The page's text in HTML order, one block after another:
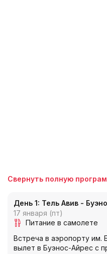
Свернуть полную
День 1: Тель Авив -
17 января (пт)
Питание в самолете
Встреча в аэропорту им.
вылет в Буэнос-Айрес с